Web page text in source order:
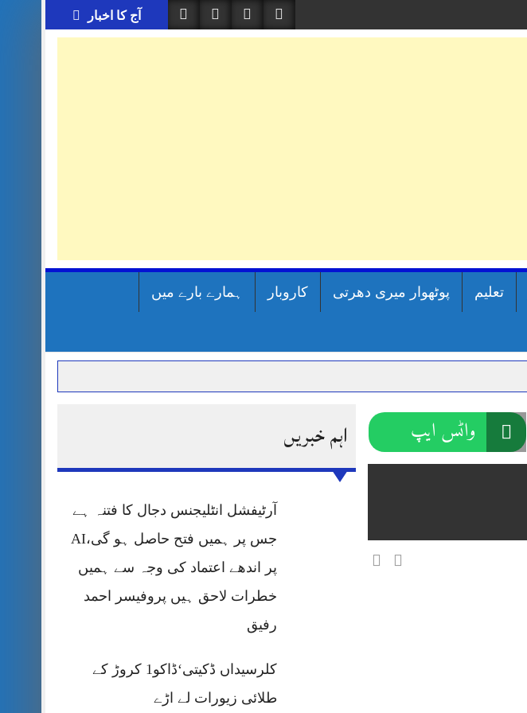
آج کا اخبار
تعلیم پوٹھوار میری دھرتی کاروبار ہمارے بارے میں
چارسدہ کا بہادر سپوت وطن کی حرمت پر قربان
اہم خبریں
آرٹیفشل انٹلیجنس دجال کا فتنہ ہے
جس پر ہمیں فتح حاصل ہو گی،AI
پر اندھے اعتماد کی وجہ سے ہمیں
خطرات لاحق ہیں پروفیسر احمد
رفیق
کلرسیداں ڈکیتی‘ڈاکو1 کروڑ کے
طلائی زیورات لے اڑے
واٹس ایپ